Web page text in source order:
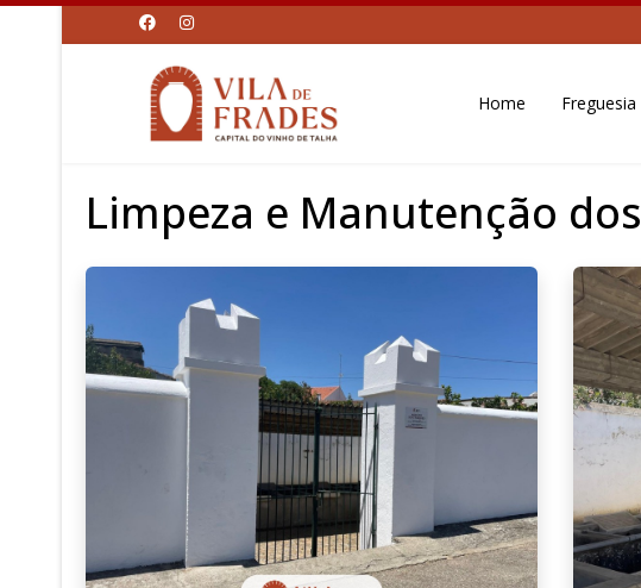
Home Freguesia
Limpeza e Manutenção